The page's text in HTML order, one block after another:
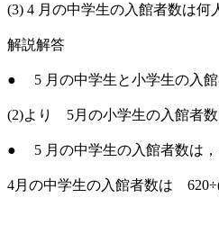
(3) 4 月の中学生の入館者数は何
解説解答
● 5 月の中学生と小学生の入館
(2)より 5月の小学生の入館者数
● 5 月の中学生の入館者数は，
4月の中学生の入館者数は